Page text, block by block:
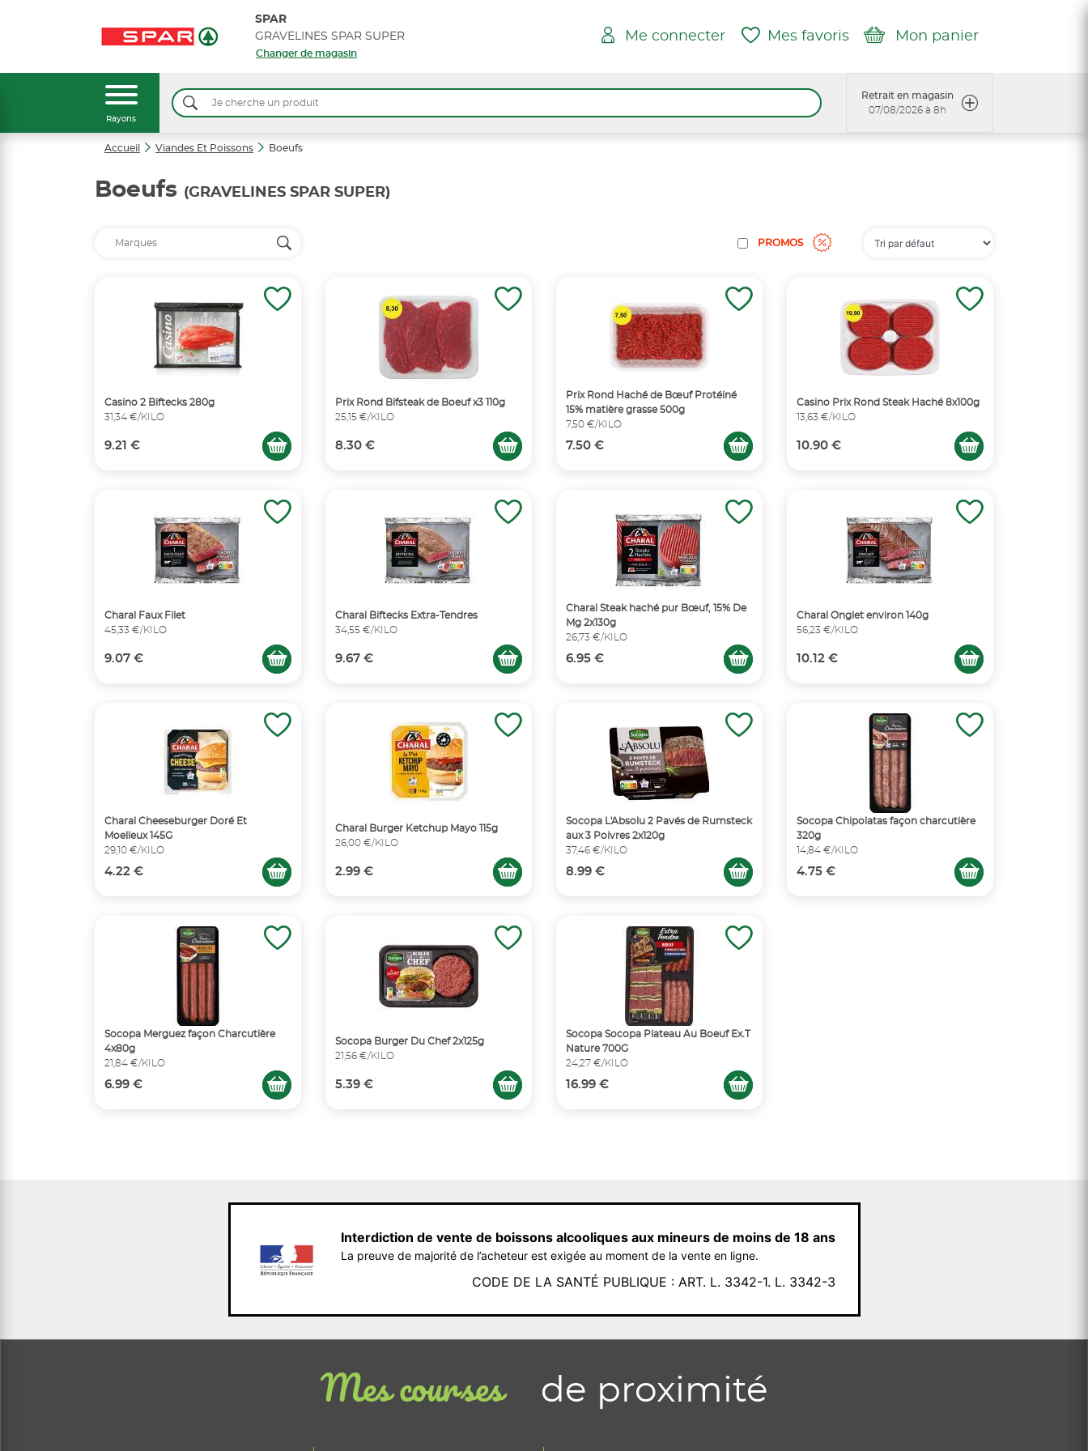
SPAR
GRAVELINES SPAR SUPER
Changer de magasin
Me connecter Mes favoris Mon panier
Rayons
Retrait en magasin
07/08/2026 à 8h
Accueil Viandes Et Poissons Boeufs
Boeufs (GRAVELINES SPAR SUPER)
PROMOS
Casino 2 Biftecks 280g
31,34 €/KILO
9.21 €
Prix Rond Bifsteak de Boeuf x3 110g
25,15 €/KILO
8.30 €
Prix Rond Haché de Bœuf Protéiné
15% matière grasse 500g
7,50 €/KILO
7.50 €
Casino Prix Rond Steak Haché 8x100g
13,63 €/KILO
10.90 €
Charal Faux Filet
45,33 €/KILO
9.07 €
Charal Biftecks Extra-Tendres
34,55 €/KILO
9.67 €
Charal Steak haché pur Bœuf, 15% De
Mg 2x130g
26,73 €/KILO
6.95 €
Charal Onglet environ 140g
56,23 €/KILO
10.12 €
Charal Cheeseburger Doré Et
Moelleux 145G
29,10 €/KILO
4.22 €
Charal Burger Ketchup Mayo 115g
26,00 €/KILO
2.99 €
Socopa L'Absolu 2 Pavés de Rumsteck
aux 3 Poivres 2x120g
37,46 €/KILO
8.99 €
Socopa Chipolatas façon charcutière
320g
14,84 €/KILO
4.75 €
Socopa Merguez façon Charcutière
4x80g
21,84 €/KILO
6.99 €
Socopa Burger Du Chef 2x125g
21,56 €/KILO
5.39 €
Socopa Socopa Plateau Au Boeuf Ex.T
Nature 700G
24,27 €/KILO
16.99 €
Interdiction de vente de boissons alcooliques aux mineurs de moins de 18 ans
La preuve de majorité de l’acheteur est exigée au moment de la vente en ligne.
CODE DE LA SANTÉ PUBLIQUE : ART. L. 3342-1. L. 3342-3
Mes courses de proximité